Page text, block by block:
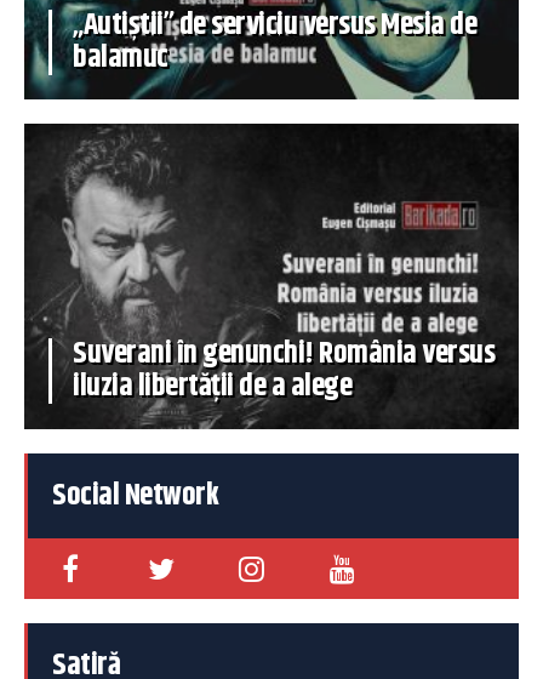
„Autiștii” de serviciu versus Mesia de
balamuc
Suverani în genunchi! România versus
iluzia libertății de a alege
Social Network
Satiră